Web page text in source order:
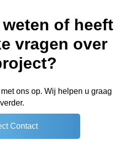
of heeft
vragen over
ons op. Wij helpen u graag
verder.
Contact